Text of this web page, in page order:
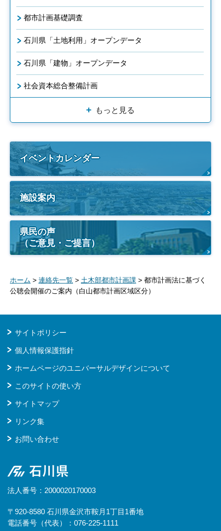
都市計画基礎調査
石川県「土地利用」オープンデータ
石川県「建物」オープンデータ
社会資本総合整備計画
もっと見る
イベントカレンダー
施設案内
県民の声
（ご意見・ご提言）
ホーム > 連絡先一覧 > 土木部都市計画課 > 都市計画法に基づく
公聴会開催のご案内（白山都市計画区域区分）
サイトポリシー
個人情報保護指針
ホームページのユニバーサルデザインについて
このサイトの使い方
サイトマップ
リンク集
お問い合わせ
石川県
法人番号：2000020170003
〒920-8580 石川県金沢市鞍月1丁目1番地
電話番号（代表）：076-225-1111